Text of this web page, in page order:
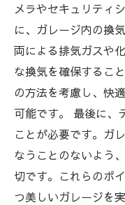
メラやセキュリティ
に、ガレージ内の換
両による排気ガスや
な換気を確保するこ
の方法を考慮し、快
可能です。 最後に、
ことが必要です。ガ
なうことのないよう
切です。これらのポ
つ美しいガレージを